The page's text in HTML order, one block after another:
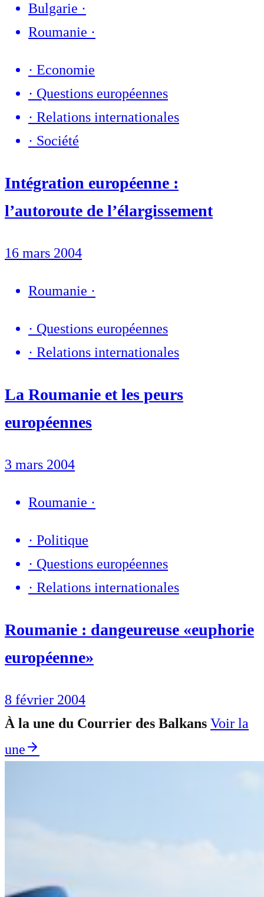
Bulgarie ·
Roumanie ·
· Economie
· Questions européennes
· Relations internationales
· Société
Intégration européenne :
l’autoroute de l’élargissement
16 mars 2004
Roumanie ·
· Questions européennes
· Relations internationales
La Roumanie et les peurs
européennes
3 mars 2004
Roumanie ·
· Politique
· Questions européennes
· Relations internationales
Roumanie : dangeureuse «euphorie
européenne»
8 février 2004
À la une du Courrier des Balkans Voir la
une